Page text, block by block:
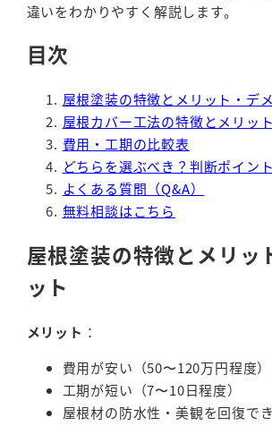
違いをわかりやすく解説します。
目次
屋根塗装の特徴とメリット・デ
屋根カバー工法の特徴とメリッ
費用・工期の比較表
どちらを選ぶべき？判断ポイント
よくある質問（Q&A）
無料相談はこちら
屋根塗装の特徴とメリッ
ット
メリット ：
費用が安い（50〜120万円程度）
工期が短い（7〜10日程度）
屋根材の防水性・美観を回復で